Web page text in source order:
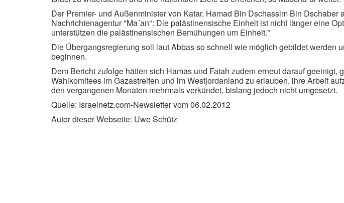
Der Premier- und Außenminister von Katar, Hamad Bin Dschassim Bin
Nachrichtenagentur "Ma´an": Die palästinensische Einheit ist nicht länger eine
unterstützen die palästinensischen Bemühungen um Einheit."
Die Übergangsregierung soll laut Abbas so schnell wie möglich gebildet werden
beginnen.
Dem Bericht zufolge hätten sich Hamas und Fatah zudem erneut darauf
Wahlkomitees im Gazastreifen und im Westjordanland zu erlauben, ihre Arbeit
den vergangenen Monaten mehrmals verkündet, bislang jedoch nicht umgesetzt.
Quelle: Israelnetz.com-Newsletter vom 06.02.2012
Autor dieser Webseite: Uwe Schütz